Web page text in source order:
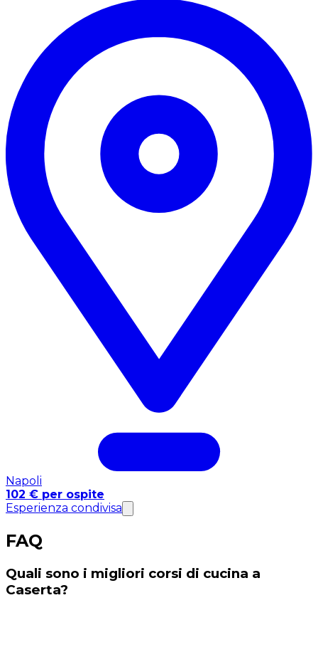
Napoli
102 € per ospite
Esperienza condivisa
FAQ
Quali sono i migliori corsi di cucina a
Caserta?